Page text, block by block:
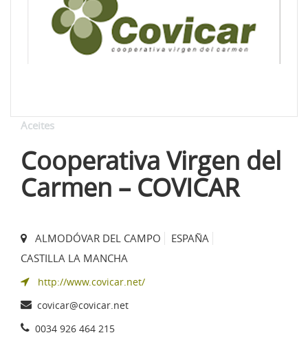
Aceites
Cooperativa Virgen del
Carmen – COVICAR
ALMODÓVAR DEL CAMPO
ESPAÑA
CASTILLA LA MANCHA
http://www.covicar.net/
covicar@covicar.net
0034 926 464 215